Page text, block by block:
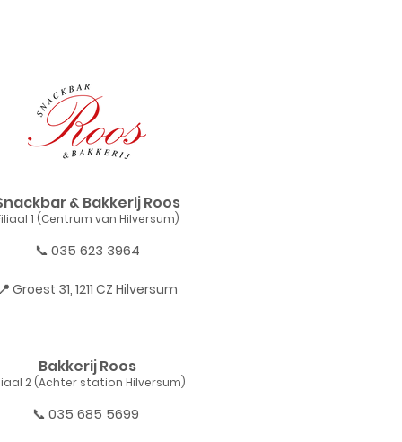
& Bakkerij Roos
1 (Centrum van Hilversum)
📞 035 623 3964
📍 Groest 31, 1211 CZ Hilversum
Bakkerij Roos
2 (Achter station Hilversum)
📞 035 685 5699